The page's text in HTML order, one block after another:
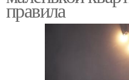
правила